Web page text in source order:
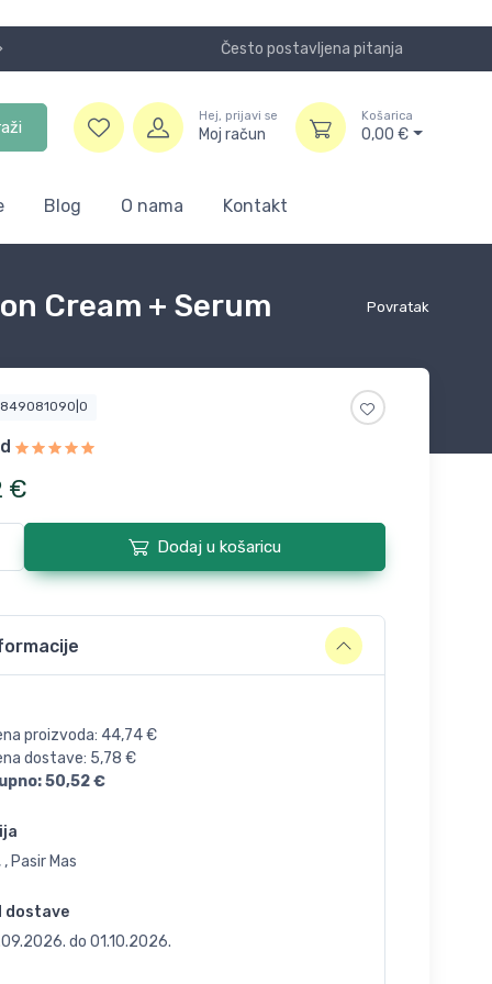
Često postavljena pitanja
Hej, prijavi se
Moj račun
Košarica
0,00 €
Blog O nama Kontakt
Povratak
Cream + Serum
€
Dodaj u košaricu
proizvoda: 44,74€
dostave: 5,78 €
50,52€
, Pasir Mas
dostave
do 01.10.2026.